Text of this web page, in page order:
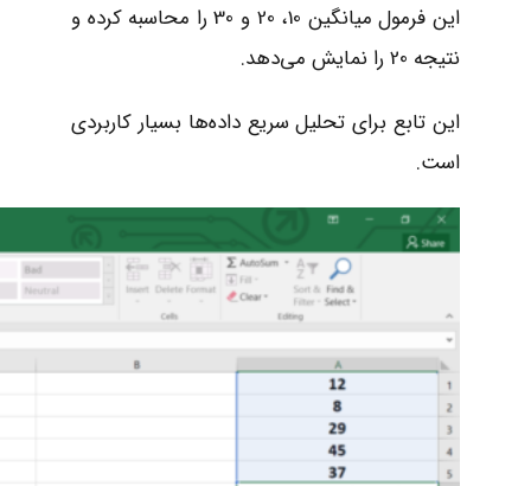
این فرمول میانگین 10، 20 و 30 را محاسبه کرده و
نتیجه 20 را نمایش می‌دهد.
این تابع برای تحلیل سریع داده‌ها بسیار کاربردی
است.